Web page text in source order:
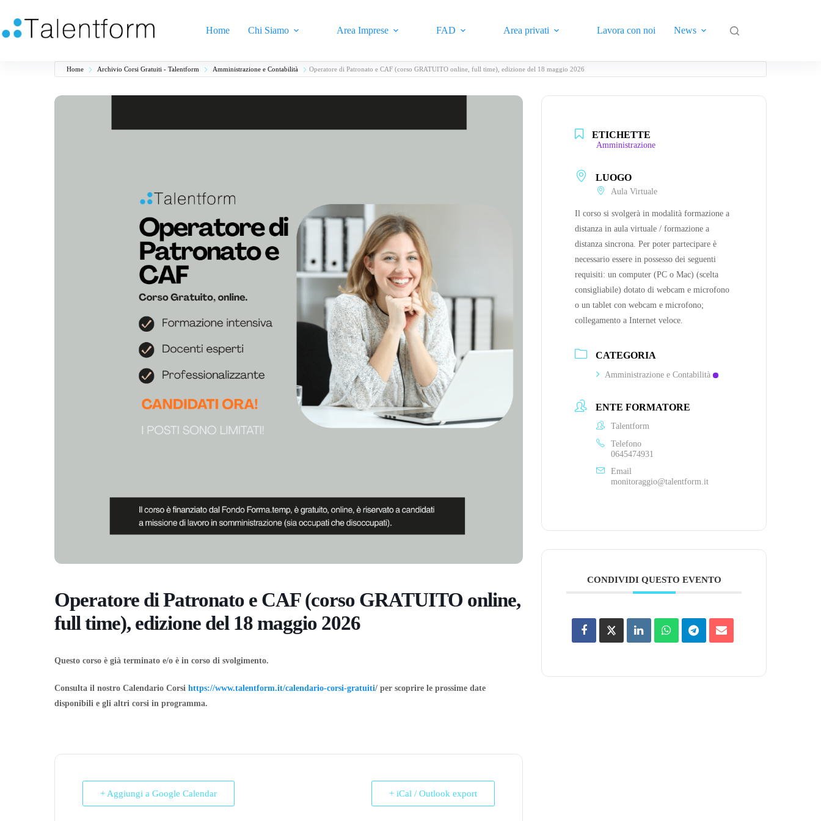
Home Chi Siamo Area Imprese FAD Area privati Lavora con noi News
Home Archivio Corsi Gratuiti - Talentform Amministrazione e Contabilità Operatore di Patronato e CAF (corso GRATUITO online, full time), edizione del 18 maggio 2026
Operatore di Patronato e CAF (corso GRATUITO online,
full time), edizione del 18 maggio 2026
Questo corso è già terminato e/o è in corso di svolgimento.
Consulta il nostro Calendario Corsi https://www.talentform.it/calendario-corsi-gratuiti/ per scoprire le prossime date
disponibili e gli altri corsi in programma.
+ Aggiungi a Google Calendar + iCal / Outlook export
ETICHETTE
Amministrazione
LUOGO
Aula Virtuale
Il corso si svolgerà in modalità formazione a
distanza in aula virtuale / formazione a
distanza sincrona. Per poter partecipare è
necessario essere in possesso dei seguenti
requisiti: un computer (PC o Mac) (scelta
consigliabile) dotato di webcam e microfono
o un tablet con webcam e microfono;
collegamento a Internet veloce.
CATEGORIA
Amministrazione e Contabilità
ENTE FORMATORE
Talentform
Telefono
0645474931
Email
monitoraggio@talentform.it
CONDIVIDI QUESTO EVENTO